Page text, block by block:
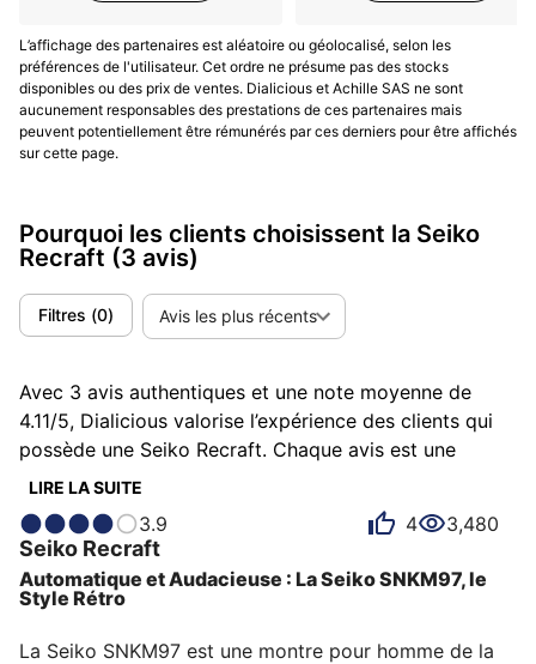
excellent rapport qualité-prix. Les montres de cette
série offrent des mouvements automatiques fiables,
un design soigné et une finition de qualité, le tout à un
prix abordable. Cette combinaison en fait un choix
attractif pour les amateurs d'horlogerie à la recherche
vintage sans compromettre la qualité.
Conclusion
La collection Seiko Recraft réussit à capturer
avantages de la technologie horlogère moderne. Que
vous soyez un collectionneur passionné ou
simplement à la recherche d'une montre élégante et
digne d'intérêt.
Pour une revue détaillée de la Seiko Recraft Series,
consultez les avis clients Dialicious.
L’affichage des partenaires est aléatoire ou géolocalisé, selon les
préférences de l'utilisateur. Cet ordre ne présume pas des stocks
disponibles ou des prix de ventes. Dialicious et Achille SAS ne sont
aucunement responsables des prestations de ces partenaires mais
peuvent potentiellement être rémunérés par ces derniers pour être affichés
sur cette page.
Pourquoi les clients choisissent la Seiko
Recraft (3 avis)
Filtres (0) Avis les plus récents
Avec 3 avis authentiques et une note moyenne de
4.11/5, Dialicious valorise l’expérience des clients qui
possède une Seiko Recraft. Chaque avis est une
source d’inspiration pour comprendre ce qui rend la
Seiko Recraft unique aux yeux de ses possesseurs.
Certains la décrivent comme rétro, d'autres comme
cool ou énergique et chacun a des raisons
personnelles d’aimer sa Recraft pour son design, son
LIRE LA SUITE
3.9 4 3,480
Seiko Recraft
Automatique et Audacieuse : La Seiko SNKM97, le
Style Rétro
La Seiko SNKM97 est une montre pour homme de la